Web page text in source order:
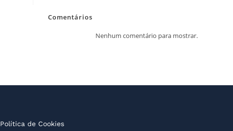
Comentários
Nenhum comentário para mostrar.
Política de Cookies